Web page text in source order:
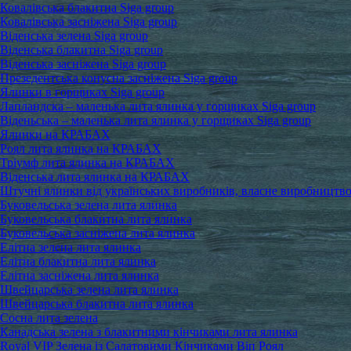
Ковалівська блакитна Siga group
Ковалівська засніжена Siga group
Віденська зелена Siga group
Віденська блакитна Siga group
Віденська засніжена Siga group
Презедентська конусна засніжена Siga group
Ялинки в горщиках Siga group
Лапландска – маленька лита ялинка у горщиках Siga group
Віденьська – маленька лита ялинка у горщиках Siga group
Ялинки на КРАБАХ
Роял лита ялинка на КРАБАХ
Тріумф лита ялинка на КРАБАХ
Віденська лита ялинка на КРАБАХ
Штучні ялинки від українських виробників, власне виробництво
Буковельська зелена лита ялинка
Буковельська блакитна лита ялинка
Буковельська засніжена лита ялинка
Елітна зелена лита ялинка
Елітна блакитна лита ялинка
Елітна засніжена лита ялинка
Швейцарська зелена лита ялинка
Швейцарська блакитна лита ялинка
Сосна лита зелена
Канадська зелена з блакитними кінчиками лита ялинка
Royal VIP Зелена із Салатовими Кінчиками Віп Роял